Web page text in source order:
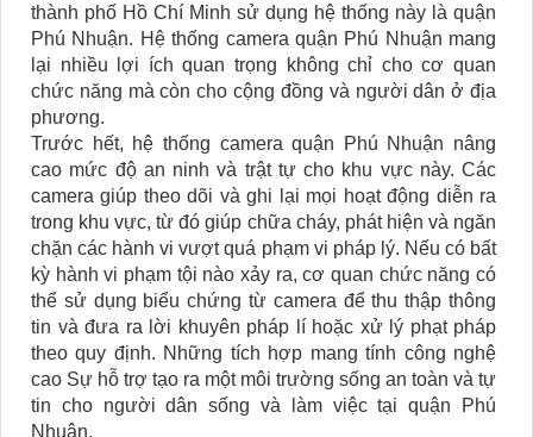
thành phố Hồ Chí Minh sử dụng hệ thống này là quận
Phú Nhuận. Hệ thống camera quận Phú Nhuận mang
lại nhiều lợi ích quan trọng không chỉ cho cơ quan
chức năng mà còn cho cộng đồng và người dân ở địa
phương.
Trước hết, hệ thống camera quận Phú Nhuận nâng
cao mức độ an ninh và trật tự cho khu vực này. Các
camera giúp theo dõi và ghi lại mọi hoạt động diễn ra
trong khu vực, từ đó giúp chữa cháy, phát hiện và ngăn
chặn các hành vi vượt quá phạm vi pháp lý. Nếu có bất
kỳ hành vi phạm tội nào xảy ra, cơ quan chức năng có
thể sử dụng biểu chứng từ camera để thu thập thông
tin và đưa ra lời khuyên pháp lí hoặc xử lý phạt pháp
theo quy định. Những tích hợp mang tính công nghệ
cao Sự hỗ trợ tạo ra một môi trường sống an toàn và tự
tin cho người dân sống và làm việc tại quận Phú
Nhuận.